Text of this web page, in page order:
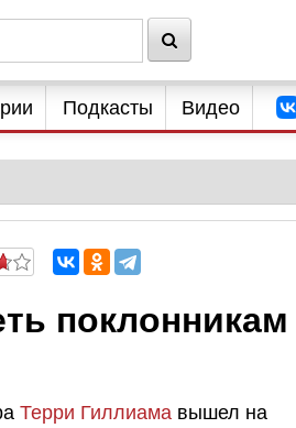
Подкасты Видео
поклонникам
Терри Гиллиама вышел на